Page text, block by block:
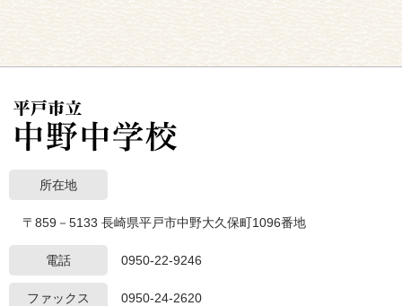
所在地
〒859－5133 長崎県平戸市中野大久保町1096番地
電話 0950-22-9246
ファックス 0950-24-2620